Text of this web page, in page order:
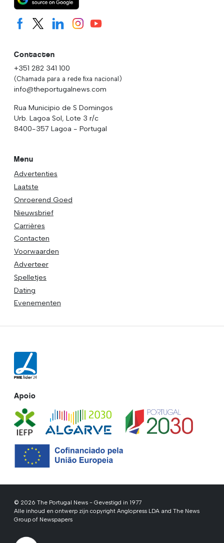
Contacten
+351 282 341 100
(Chamada para a rede fixa nacional)
info@theportugalnews.com
Rua Municipio de S Domingos
Urb. Lagoa Sol, Lote 3 r/c
8400-357 Lagoa - Portugal
Menu
Advertenties
Laatste
Onroerend Goed
Nieuwsbrief
Carrières
Contacten
Voorwaarden
Adverteer
Spelletjes
Dating
Evenementen
Apoio
© 2026 The Portugal News - Gevestigd in 1977
Alle inhoud en ontwerp zijn copyright Anglopress LDA and The News
Group of Newspapers